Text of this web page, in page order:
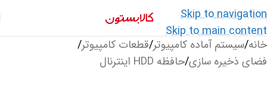
Skip to navigation
Skip to main content
خانه/سیستم آماده کامپیوتر/قطعات کامپیوتر/
فضای ذخیره سازی/حافظه HDD اینترنال